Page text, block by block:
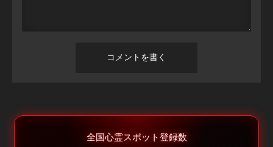
全国心霊スポット登録数